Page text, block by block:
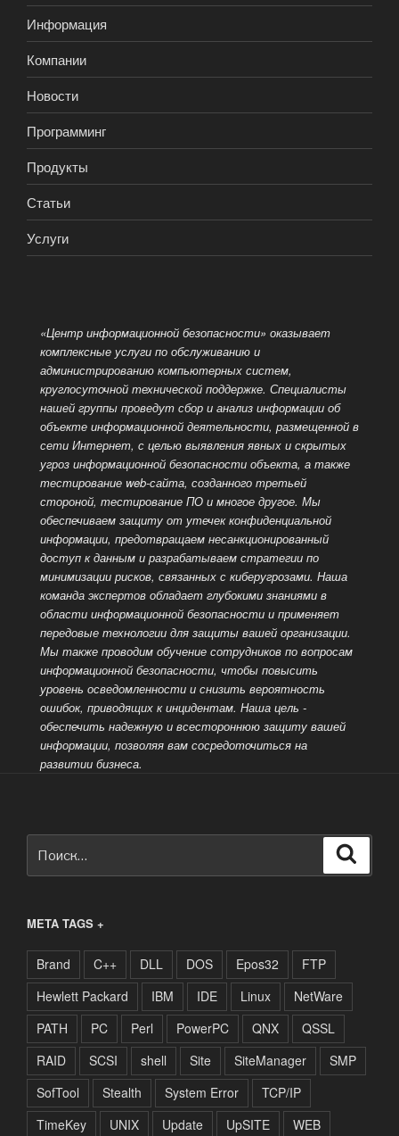
Информация
Компании
Новости
Программинг
Продукты
Статьи
Услуги
«Центр информационной безопасности» оказывает
комплексные услуги по обслуживанию и
администрированию компьютерных систем,
круглосуточной технической поддержке. Специалисты
нашей группы проведут сбор и анализ информации об
объекте информационной деятельности, размещенной в
сети Интернет, с целью выявления явных и скрытых
угроз информационной безопасности объекта, а также
тестирование web-сайта, созданного третьей
стороной, тестирование ПО и многое другое. Мы
обеспечиваем защиту от утечек конфиденциальной
информации, предотвращаем несанкционированный
доступ к данным и разрабатываем стратегии по
минимизации рисков, связанных с киберугрозами. Наша
команда экспертов обладает глубокими знаниями в
области информационной безопасности и применяет
передовые технологии для защиты вашей организации.
Мы также проводим обучение сотрудников по вопросам
информационной безопасности, чтобы повысить
уровень осведомленности и снизить вероятность
ошибок, приводящих к инцидентам. Наша цель -
обеспечить надежную и всестороннюю защиту вашей
информации, позволяя вам сосредоточиться на
развитии бизнеса.
META TAGS +
Brand C++ DLL DOS Epos32
FTP
Hewlett Packard
IBM IDE Linux
NetWare
PATH
PC Perl PowerPC QNX
QSSL
RAID
SCSI shell Site SiteManager
SMP
SofTool
Stealth System Error
TCP/IP
TimeKey
UNIX Update UpSITE
WEB